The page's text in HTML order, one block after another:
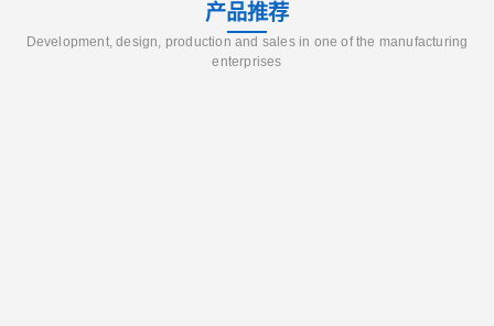
产品推荐
Development, design, production and sales in one of the manufacturing
enterprises